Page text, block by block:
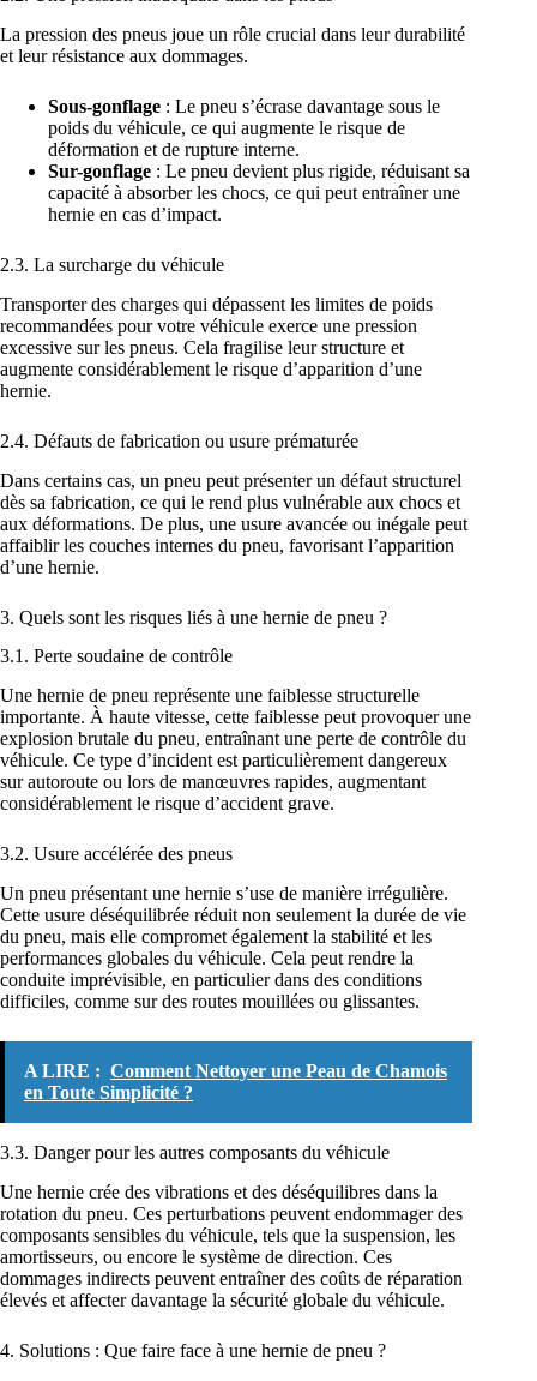
La pression des pneus joue un rôle crucial dans leur durabilité
et leur résistance aux dommages.
Sous-gonflage : Le pneu s’écrase davantage sous le
poids du véhicule, ce qui augmente le risque de
déformation et de rupture interne.
Sur-gonflage : Le pneu devient plus rigide, réduisant sa
capacité à absorber les chocs, ce qui peut entraîner une
hernie en cas d’impact.
2.3. La surcharge du véhicule
Transporter des charges qui dépassent les limites de poids
recommandées pour votre véhicule exerce une pression
excessive sur les pneus. Cela fragilise leur structure et
augmente considérablement le risque d’apparition d’une
hernie.
2.4. Défauts de fabrication ou usure prématurée
Dans certains cas, un pneu peut présenter un défaut structurel
dès sa fabrication, ce qui le rend plus vulnérable aux chocs et
aux déformations. De plus, une usure avancée ou inégale peut
affaiblir les couches internes du pneu, favorisant l’apparition
d’une hernie.
3. Quels sont les risques liés à une hernie de pneu ?
3.1. Perte soudaine de contrôle
Une hernie de pneu représente une faiblesse structurelle
importante. À haute vitesse, cette faiblesse peut provoquer une
explosion brutale du pneu, entraînant une perte de contrôle du
véhicule. Ce type d’incident est particulièrement dangereux
sur autoroute ou lors de manœuvres rapides, augmentant
considérablement le risque d’accident grave.
3.2. Usure accélérée des pneus
Un pneu présentant une hernie s’use de manière irrégulière.
Cette usure déséquilibrée réduit non seulement la durée de vie
du pneu, mais elle compromet également la stabilité et les
performances globales du véhicule. Cela peut rendre la
conduite imprévisible, en particulier dans des conditions
difficiles, comme sur des routes mouillées ou glissantes.
A LIRE : Comment Nettoyer une Peau de Chamois
en Toute Simplicité ?
3.3. Danger pour les autres composants du véhicule
Une hernie crée des vibrations et des déséquilibres dans la
rotation du pneu. Ces perturbations peuvent endommager des
composants sensibles du véhicule, tels que la suspension, les
amortisseurs, ou encore le système de direction. Ces
dommages indirects peuvent entraîner des coûts de réparation
élevés et affecter davantage la sécurité globale du véhicule.
4. Solutions : Que faire face à une hernie de pneu ?